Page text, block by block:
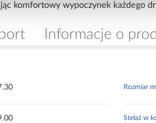
komfortowy wypoczynek każdego
Informacje o
Rozmiar
Stelaż w